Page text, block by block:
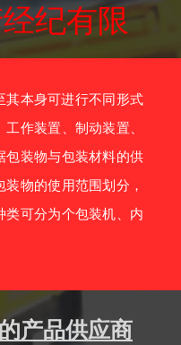
纪有限
本身可进行不同形式
作装置、制动装置、
包装物与包装材料的供
物的使用范围划分，
类可分为个包装机、内
产品供应商